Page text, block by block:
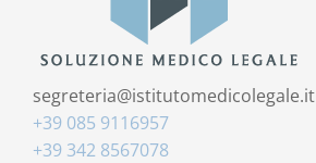
segreteria@istitutomedicolegale.it
+39 085 9116957
+39 342 8567078